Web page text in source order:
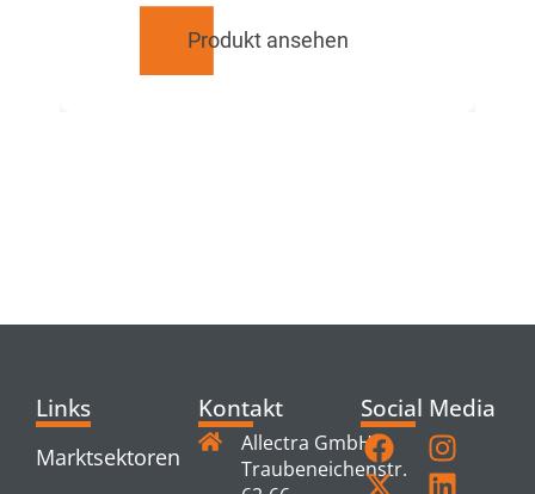
Produkt ansehen
Links
Marktsektoren
Kontakt
Allectra GmbH
Traubeneichenstr.
Social Media